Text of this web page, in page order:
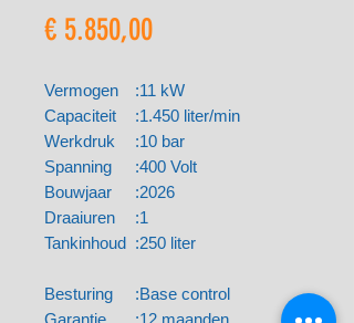
€ 5.850,00Prijs
Vermogen :11 kW
Capaciteit
:1.450 liter/min
Werkdruk
:10 bar
Spanning
:400 Volt
Bouwjaar
:2026
Draaiuren
:1
Tankinhoud :250 liter
Besturing :Base control
Garantie
:12 maanden